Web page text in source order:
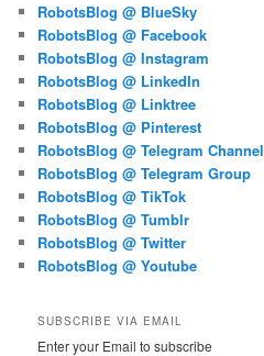
RobotsBlog @ BlueSky
RobotsBlog @ Facebook
RobotsBlog @ Instagram
RobotsBlog @ LinkedIn
RobotsBlog @ Linktree
RobotsBlog @ Pinterest
RobotsBlog @ Telegram Channel
RobotsBlog @ Telegram Group
RobotsBlog @ TikTok
RobotsBlog @ Tumblr
RobotsBlog @ Twitter
RobotsBlog @ Youtube
SUBSCRIBE VIA EMAIL
Enter your Email to subscribe